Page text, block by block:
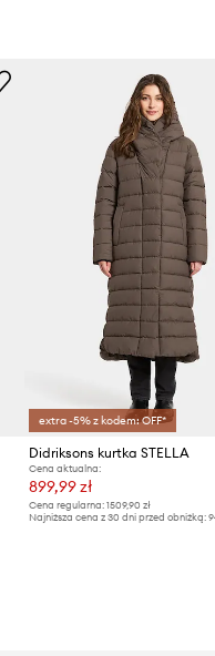
extra -5% z kodem: OFF*
Didriksons kurtka STELLA
Cena aktualna:
899,99 zł
Cena regularna: 1509,90 zł
Najniższa cena z 30 dni przed obniżką: